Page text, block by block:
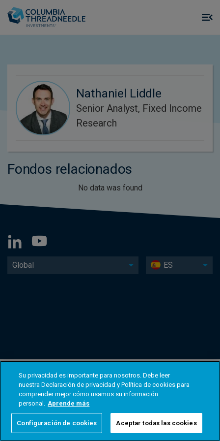
Nathaniel Liddle
Senior Analyst, Fixed Income
Research
Fondos relacionados
No data was found
Global ES
Su privacidad es importante para nosotros. Debe leer
nuestra Declaración de privacidad y Política de cookies para
comprender mejor cómo usamos su información
personal. Aprende más
Configuración de cookies Aceptar todas las cookies